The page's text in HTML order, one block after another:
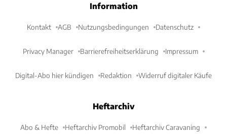
Information
Kontakt AGB Nutzungsbedingungen Datenschutz
Privacy Manager Barrierefreiheitserklärung Impressum
Digital-Abo hier kündigen Redaktion Widerruf digitaler Käufe
Heftarchiv
Abo & Hefte Heftarchiv Promobil Heftarchiv Caravaning